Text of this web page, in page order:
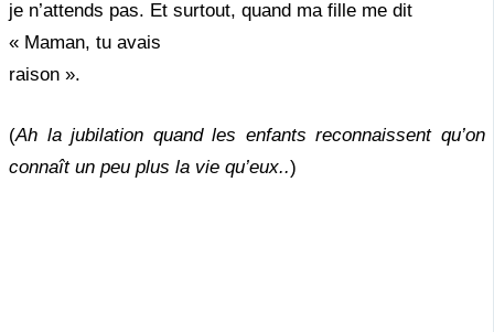
je n’attends pas. Et surtout, quand ma fille me dit
« Maman, tu avais
raison ».
(Ah la jubilation quand les enfants reconnaissent qu’on
connaît un peu plus la vie qu’eux..)